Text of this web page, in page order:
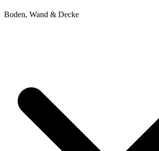
Boden, Wand & Decke